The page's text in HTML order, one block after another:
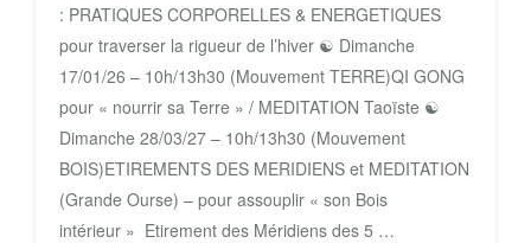
: PRATIQUES CORPORELLES & ENERGETIQUES
pour traverser la rigueur de l’hiver ‌☯ Dimanche
17/01/26 – 10h/13h30 (Mouvement TERRE)QI GONG
pour « nourrir sa Terre » / MEDITATION Taoïste ☯
Dimanche 28/03/27 – 10h/13h30 (Mouvement
BOIS)ETIREMENTS DES MERIDIENS et MEDITATION
(Grande Ourse) – pour assouplir « son Bois
intérieur » Etirement des Méridiens des 5 …